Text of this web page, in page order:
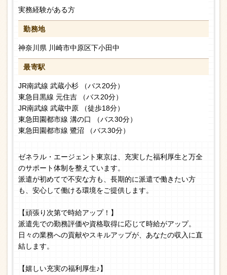
実務経験がある方
勤務地
神奈川県 川崎市中原区下小田中
最寄駅
JR南武線 武蔵小杉 （バス20分）
東急目黒線 元住吉 （バス20分）
JR南武線 武蔵中原 （徒歩18分）
東急田園都市線 溝の口 （バス30分）
東急田園都市線 鷺沼 （バス30分）
ゼネラル・エージェント東京は、充実した福利厚生と万全
のサポート体制を整えています。
派遣が初めてで不安な方も、長期的に派遣で働きたい方
も、安心して働ける環境をご提供します。
【頑張り次第で時給アップ！】
派遣先での勤務評価や資格取得に応じて時給がアップ。
日々の業務への貢献やスキルアップが、あなたの収入に直
結します。
【嬉しい充実の福利厚生♪】